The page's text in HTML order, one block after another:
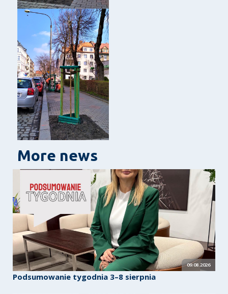
More news
09.08.2026
Podsumowanie tygodnia 3–8 sierpnia